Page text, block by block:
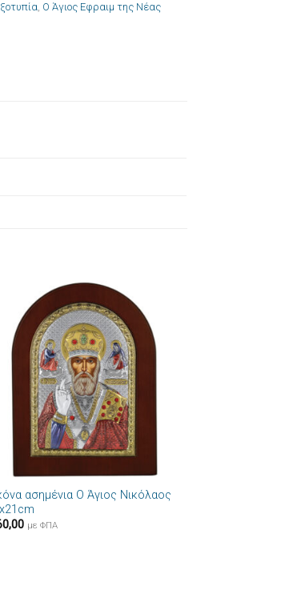
Ο Άγιος Εφραιμ της Νέας
Πρόσθήκη
στην λίστα
επιθυμιών
ασημένια Ο Άγιος Νικόλαος
με ΦΠΑ